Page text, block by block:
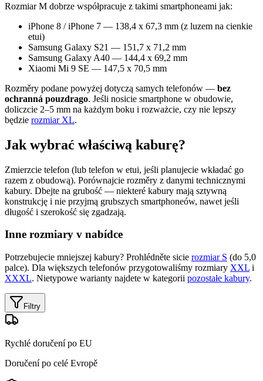
Rozmiar M dobrze współpracuje z takimi smartphoneami jak:
iPhone 8 / iPhone 7 — 138,4 x 67,3 mm (z luzem na cienkie
etui)
Samsung Galaxy S21 — 151,7 x 71,2 mm
Samsung Galaxy A40 — 144,4 x 69,2 mm
Xiaomi Mi 9 SE — 147,5 x 70,5 mm
Rozměry podane powyżej dotyczą samych telefonów — bez
ochranná pouzdrago. Jeśli nosicie smartphone w obudowie,
doliczcie 2–5 mm na każdym boku i rozważcie, czy nie lepszy
będzie rozmiar XL.
Jak wybrać właściwą kaburę?
Zmierzcie telefon (lub telefon w etui, jeśli planujecie wkładać go
razem z obudową). Porównajcie rozměry z danymi technicznymi
kabury. Dbejte na grubość — niekteré kabury mają sztywną
konstrukcję i nie przyjmą grubszych smartphoneów, nawet jeśli
długość i szerokość się zgadzają.
Inne rozmiary v nabídce
Potrzebujecie mniejszej kabury? Prohlédněte sicie rozmiar S (do 5,0
palce). Dla większych telefonów przygotowaliśmy rozmiary XXL i
XXXL. Nietypowe warianty najdete w kategorii pozostałe kabury.
Filtry
Rychlé doručení po EU
Doručení po celé Evropě